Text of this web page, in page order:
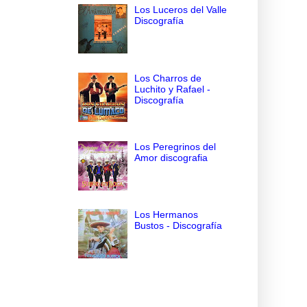
Los Luceros del Valle
Discografía
Los Charros de
Luchito y Rafael -
Discografía
Los Peregrinos del
Amor discografia
Los Hermanos
Bustos - Discografía